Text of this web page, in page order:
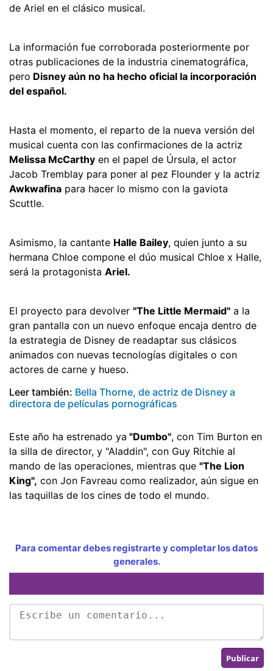
de Ariel en el clásico musical.
La información fue corroborada posteriormente por
otras publicaciones de la industria cinematográfica,
pero Disney aún no ha hecho oficial la incorporación
del español.
Hasta el momento, el reparto de la nueva versión del
musical cuenta con las confirmaciones de la actriz
Melissa McCarthy en el papel de Úrsula, el actor
Jacob Tremblay para poner al pez Flounder y la actriz
Awkwafina para hacer lo mismo con la gaviota
Scuttle.
Asimismo, la cantante Halle Bailey, quien junto a su
hermana Chloe compone el dúo musical Chloe x Halle,
será la protagonista Ariel.
El proyecto para devolver "The Little Mermaid" a la
gran pantalla con un nuevo enfoque encaja dentro de
la estrategia de Disney de readaptar sus clásicos
animados con nuevas tecnologías digitales o con
actores de carne y hueso.
Leer también: Bella Thorne, de actriz de Disney a
directora de películas pornográficas
Este año ha estrenado ya "Dumbo", con Tim Burton en
la silla de director, y "Aladdin", con Guy Ritchie al
mando de las operaciones, mientras que "The Lion
King", con Jon Favreau como realizador, aún sigue en
las taquillas de los cines de todo el mundo.
Para comentar debes registrarte y completar los datos
generales.